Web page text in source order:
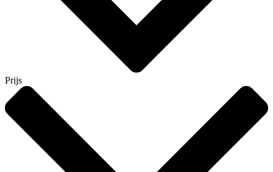
Prijs